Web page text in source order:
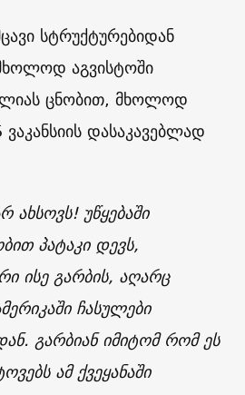
სტრუქტურებიდან
აგვისტოში
ცნობით, მხოლოდ
დასაკავებლად
ახსოვს! უწყებაში
პატაკი დევს,
ისე გარბის, აღარც
ჩასულები
გარბიან იმიტომ რომ ეს
ამ ქვეყანაში